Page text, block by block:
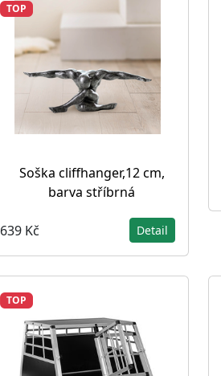
TOP
Soška cliffhanger,12 cm,
barva stříbrná
639 Kč Detail
TOP